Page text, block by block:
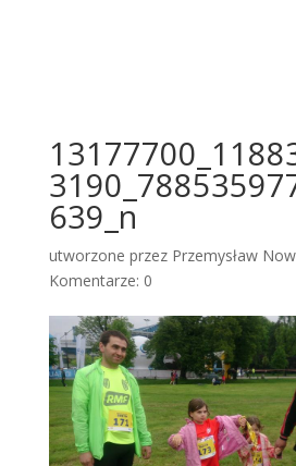
639_n
utworzone przez Przemysław
Komentarze: 0